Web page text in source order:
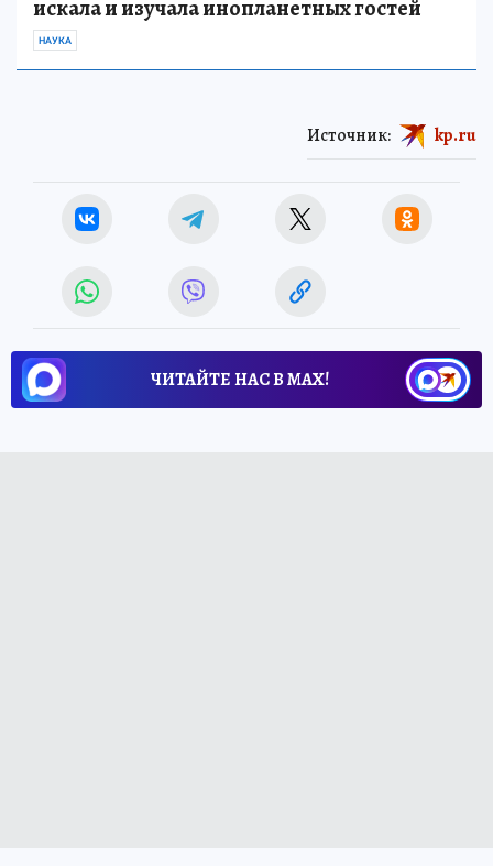
искала и изучала инопланетных гостей
НАУКА
Источник: kp.ru
ЧИТАЙТЕ НАС В МАХ!